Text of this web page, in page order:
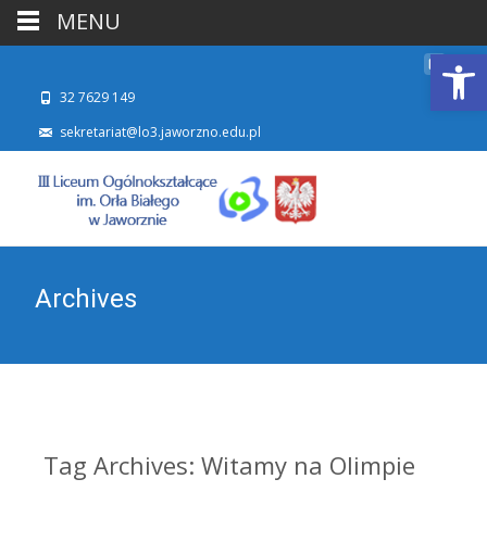
32 7629 149
sekretariat@lo3.jaworzno.edu.pl
Archives
Tag Archives: Witamy na Olimpie
MENU